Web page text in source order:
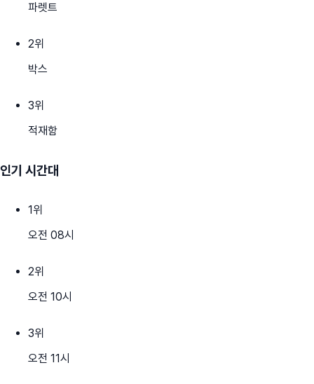
파렛트
2위
박스
3위
적재함
인기 시간대
1위
오전 08시
2위
오전 10시
3위
오전 11시